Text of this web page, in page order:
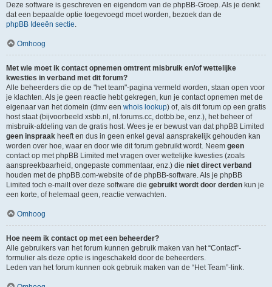
Deze software is geschreven en eigendom van de phpBB-Groep. Als je denkt
dat een bepaalde optie toegevoegd moet worden, bezoek dan de
phpBB Ideeën sectie.
Omhoog
Met wie moet ik contact opnemen omtrent misbruik en/of wettelijke
kwesties in verband met dit forum?
Alle beheerders die op de "het team"-pagina vermeld worden, staan open voor
je klachten. Als je geen reactie hebt gekregen, kun je contact opnemen met de
eigenaar van het domein (dmv een whois lookup) of, als dit forum op een gratis
host staat (bijvoorbeeld xsbb.nl, nl.forums.cc, dotbb.be, enz.), het beheer of
misbruik-afdeling van de gratis host. Wees je er bewust van dat phpBB Limited
geen inspraak heeft en dus in geen enkel geval aansprakelijk gehouden kan
worden over hoe, waar en door wie dit forum gebruikt wordt. Neem geen
contact op met phpBB Limited met vragen over wettelijke kwesties (zoals
aanspreekbaarheid, ongepaste commentaar, enz.) die niet direct verband
houden met de phpBB.com-website of de phpBB-software. Als je phpBB
Limited toch e-mailt over deze software die gebruikt wordt door derden kun je
een korte, of helemaal geen, reactie verwachten.
Omhoog
Hoe neem ik contact op met een beheerder?
Alle gebruikers van het forum kunnen gebruik maken van het “Contact”-
formulier als deze optie is ingeschakeld door de beheerders.
Leden van het forum kunnen ook gebruik maken van de “Het Team”-link.